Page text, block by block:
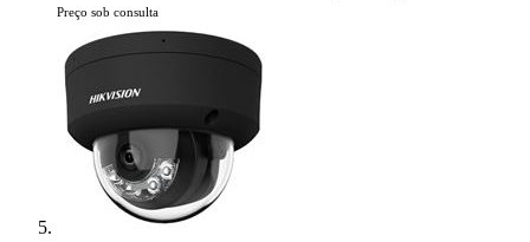
Preço sob consulta